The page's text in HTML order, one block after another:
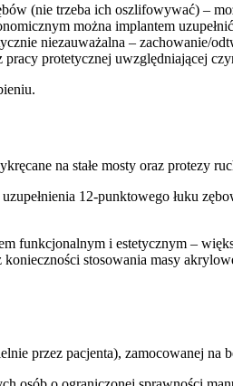
(nie trzeba ich oszlifowywać) –
można implantem
niezauważalna – zachowanie/
protetycznej uwzględniającej
na stałe mosty oraz protezy
12-punktowego łuku
funkcjonalnym i estetycznym –
konieczności stosowania masy
przez pacjenta), zamocowanej na